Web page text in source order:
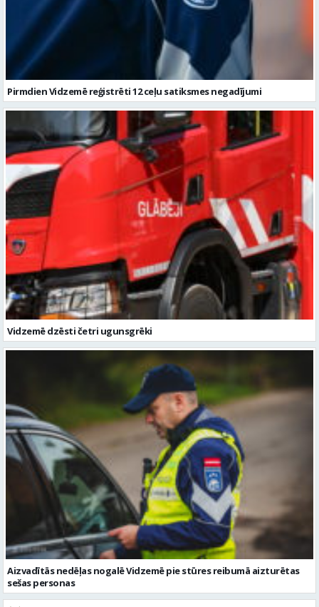
Pirmdien Vidzemē reģistrēti 12 ceļu satiksmes negadījumi
Vidzemē dzēsti četri ugunsgrēki
Aizvadītās nedēļas nogalē Vidzemē pie stūres reibumā aizturētas
sešas personas
Ziņu arhīvs
Augusts 2026
Pi Ot Tr Ce Pi Se
Sv
1
2